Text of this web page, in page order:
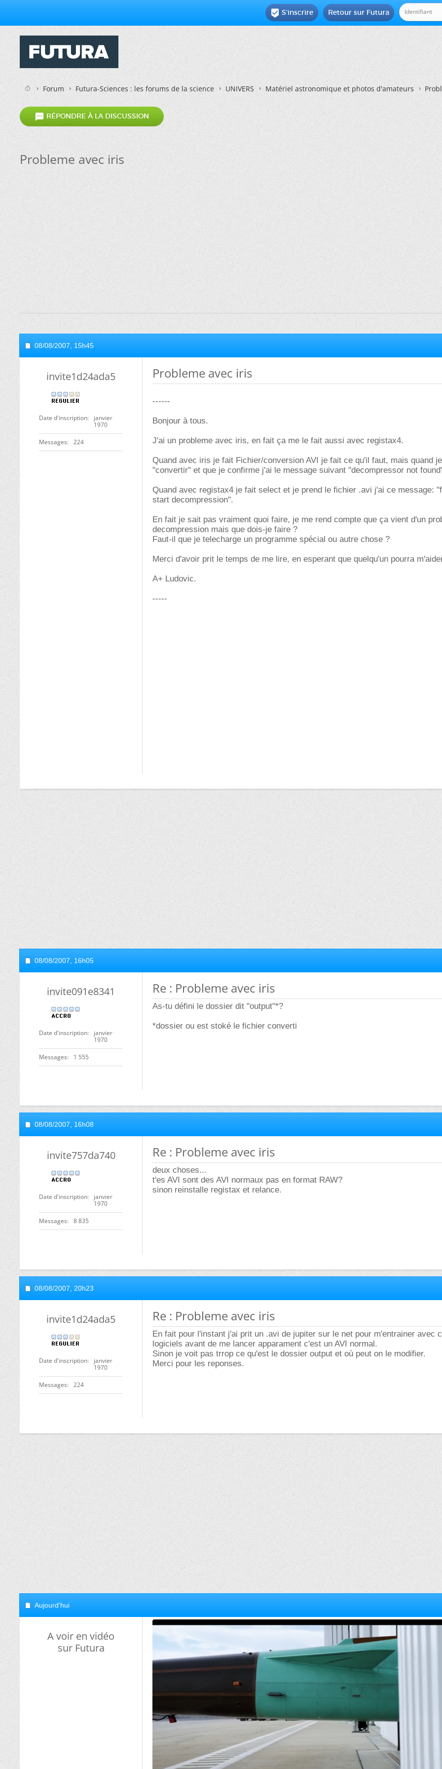
Retour sur Futura
 S'inscrire
Forum Futura-Sciences : les forums de la science UNIVERS Matériel astronomique et photos d'amateurs
 RÉPONDRE À LA DISCUSSION
Probleme avec iris
08/08/2007, 15h45
invite1d24ada5
Date d'inscription
janvier
1970
Messages 224
Probleme avec iris
------
Bonjour à tous.
J'ai un probleme avec iris, en fait ça me le fait aussi avec registax4.
Quand avec iris je fait Fichier/conversion AVI je fait ce qu'il faut, mais quand
"convertir" et que je confirme j'ai le message suivant "decompressor not
Quand avec registax4 je fait select et je prend le fichier .avi j'ai ce message:
start decompression".
En fait je sait pas vraiment quoi faire, je me rend compte que ça vient d'un
decompression mais que dois-je faire ?
Faut-il que je telecharge un programme spécial ou autre chose ?
Merci d'avoir prit le temps de me lire, en esperant que quelqu'un pourra
A+ Ludovic.
-----
08/08/2007, 16h05
invite091e8341
Date d'inscription
janvier
1970
Messages 1 555
Re : Probleme avec iris
As-tu défini le dossier dit "output"*?
*dossier ou est stoké le fichier converti
08/08/2007, 16h08
invite757da740
Date d'inscription
janvier
1970
Messages 8 835
Re : Probleme avec iris
deux choses...
t'es AVI sont des AVI normaux pas en format RAW?
sinon reinstalle registax et relance.
08/08/2007, 20h23
invite1d24ada5
Date d'inscription
janvier
1970
Messages 224
Re : Probleme avec iris
En fait pour l'instant j'ai prit un .avi de jupiter sur le net pour m'entrainer avec
logiciels avant de me lancer apparament c'est un AVI normal.
Sinon je voit pas trrop ce qu'est le dossier output et où peut on le modifier.
Merci pour les reponses.
Aujourd'hui
A voir en vidéo
sur Futura